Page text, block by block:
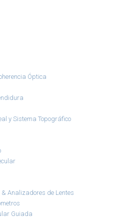
Óptica
y Sistema Topográfico
& Analizadores de Lentes
Guiada